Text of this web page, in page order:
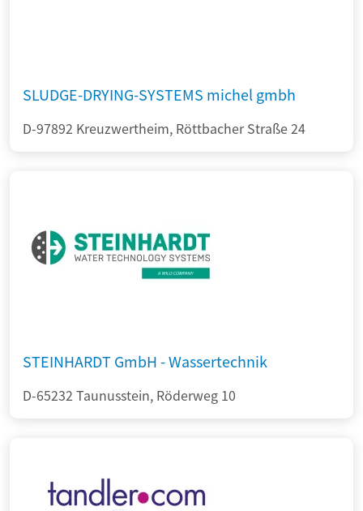
SLUDGE-DRYING-SYSTEMS michel gmbh
D-97892 Kreuzwertheim, Röttbacher Straße 24
STEINHARDT GmbH - Wassertechnik
D-65232 Taunusstein, Röderweg 10